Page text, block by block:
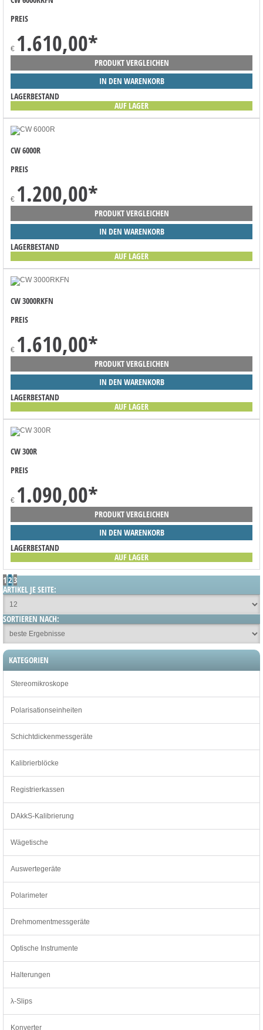
PREIS
€ 1.610,00*
PRODUKT VERGLEICHEN
IN DEN WARENKORB
LAGERBESTAND
AUF LAGER
CW 6000R
PREIS
€ 1.200,00*
PRODUKT VERGLEICHEN
IN DEN WARENKORB
LAGERBESTAND
AUF LAGER
CW 3000RKFN
PREIS
€ 1.610,00*
PRODUKT VERGLEICHEN
IN DEN WARENKORB
LAGERBESTAND
AUF LAGER
CW 300R
PREIS
€ 1.090,00*
PRODUKT VERGLEICHEN
IN DEN WARENKORB
LAGERBESTAND
AUF LAGER
1 23
ARTIKEL JE SEITE:
SORTIEREN NACH:
KATEGORIEN
Stereomikroskope
Polarisationseinheiten
Schichtdickenmessgeräte
Kalibrierblöcke
Registrierkassen
DAkkS-Kalibrierung
Wägetische
Auswertegeräte
Polarimeter
Drehmomentmessgeräte
Optische Instrumente
Halterungen
λ-Slips
Konverter